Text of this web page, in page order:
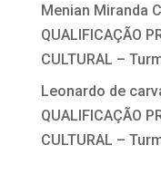
Menian Miranda
QUALIFICAÇÃO
CULTURAL –
Leonardo de
QUALIFICAÇÃO
CULTURAL –